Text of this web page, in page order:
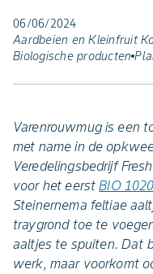
06/06/2024
Aardbeien en Kleinfruit
Biologische producten
Varenrouwmug is een
met name in de
Veredelingsbedrijf
voor het eerstBIO 1020
Steinernema feltiae
traygrond toe te
aaltjes te spuiten. Dat
werk, maar voorkomt